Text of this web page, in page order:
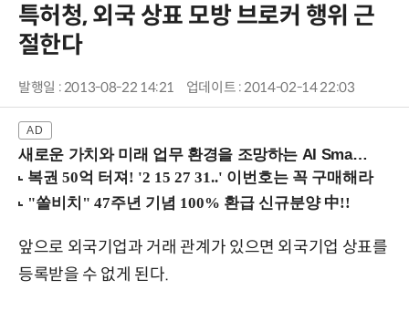
특허청, 외국 상표 모방 브로커 행위 근
절한다
발행일 : 2013-08-22 14:21 업데이트 : 2014-02-14 22:03
새로운 가치와 미래 업무 환경을 조망하는 AI Smart Work Summit 2026 (9/11 코엑스)
앞으로 외국기업과 거래 관계가 있으면 외국기업 상표를
등록받을 수 없게 된다.